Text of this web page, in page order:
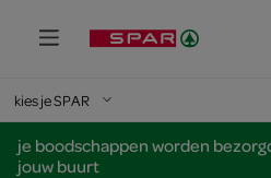
kies je SPAR
je boodschappen worden
jouw buurt